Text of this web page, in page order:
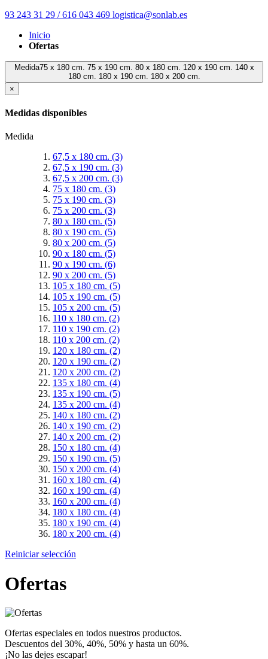
93 243 31 29 / 616 043 469 logistica@sonlab.es
Inicio
Ofertas
Medida75 x 180 cm. 75 x 190 cm. 80 x 180 cm. 120 x 190 cm. 140 x
180 cm. 180 x 190 cm. 180 x 200 cm.
×
Medidas disponibles
Medida
67,5 x 180 cm. (3)
67,5 x 190 cm. (3)
67,5 x 200 cm. (3)
75 x 180 cm. (3)
75 x 190 cm. (3)
75 x 200 cm. (3)
80 x 180 cm. (5)
80 x 190 cm. (5)
80 x 200 cm. (5)
90 x 180 cm. (5)
90 x 190 cm. (6)
90 x 200 cm. (5)
105 x 180 cm. (5)
105 x 190 cm. (5)
105 x 200 cm. (5)
110 x 180 cm. (2)
110 x 190 cm. (2)
110 x 200 cm. (2)
120 x 180 cm. (2)
120 x 190 cm. (2)
120 x 200 cm. (2)
135 x 180 cm. (4)
135 x 190 cm. (5)
135 x 200 cm. (4)
140 x 180 cm. (2)
140 x 190 cm. (2)
140 x 200 cm. (2)
150 x 180 cm. (4)
150 x 190 cm. (5)
150 x 200 cm. (4)
160 x 180 cm. (4)
160 x 190 cm. (4)
160 x 200 cm. (4)
180 x 180 cm. (4)
180 x 190 cm. (4)
180 x 200 cm. (4)
Reiniciar selección
Ofertas
Ofertas especiales en todos nuestros productos.
Descuentos del 30%, 40%, 50% y hasta un 60%.
¡No las dejes escapar!